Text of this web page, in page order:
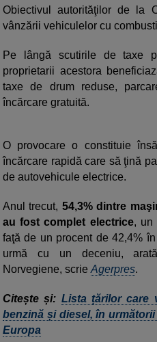
Obiectivul autorităţilor de la
vânzării vehiculelor cu
Pe lângă scutirile de taxe
proprietarii acestora
taxe de drum reduse,
încărcare gratuită.
O provocare o constituie
încărcare rapidă care să ţină
de autovehicule electrice.
Anul trecut, 54,3% dintre
au fost complet electrice, un
faţă de un procent de 42,4%
urmă cu un deceniu,
Norvegiene, scrie Agerpres.
Citește și: Lista țărilor care
benzină și diesel, în
Europa